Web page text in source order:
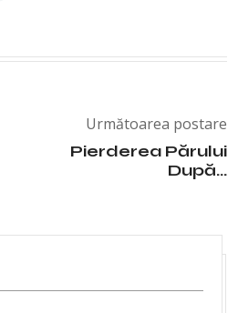
Următoarea postare
Pierderea Părului
După...